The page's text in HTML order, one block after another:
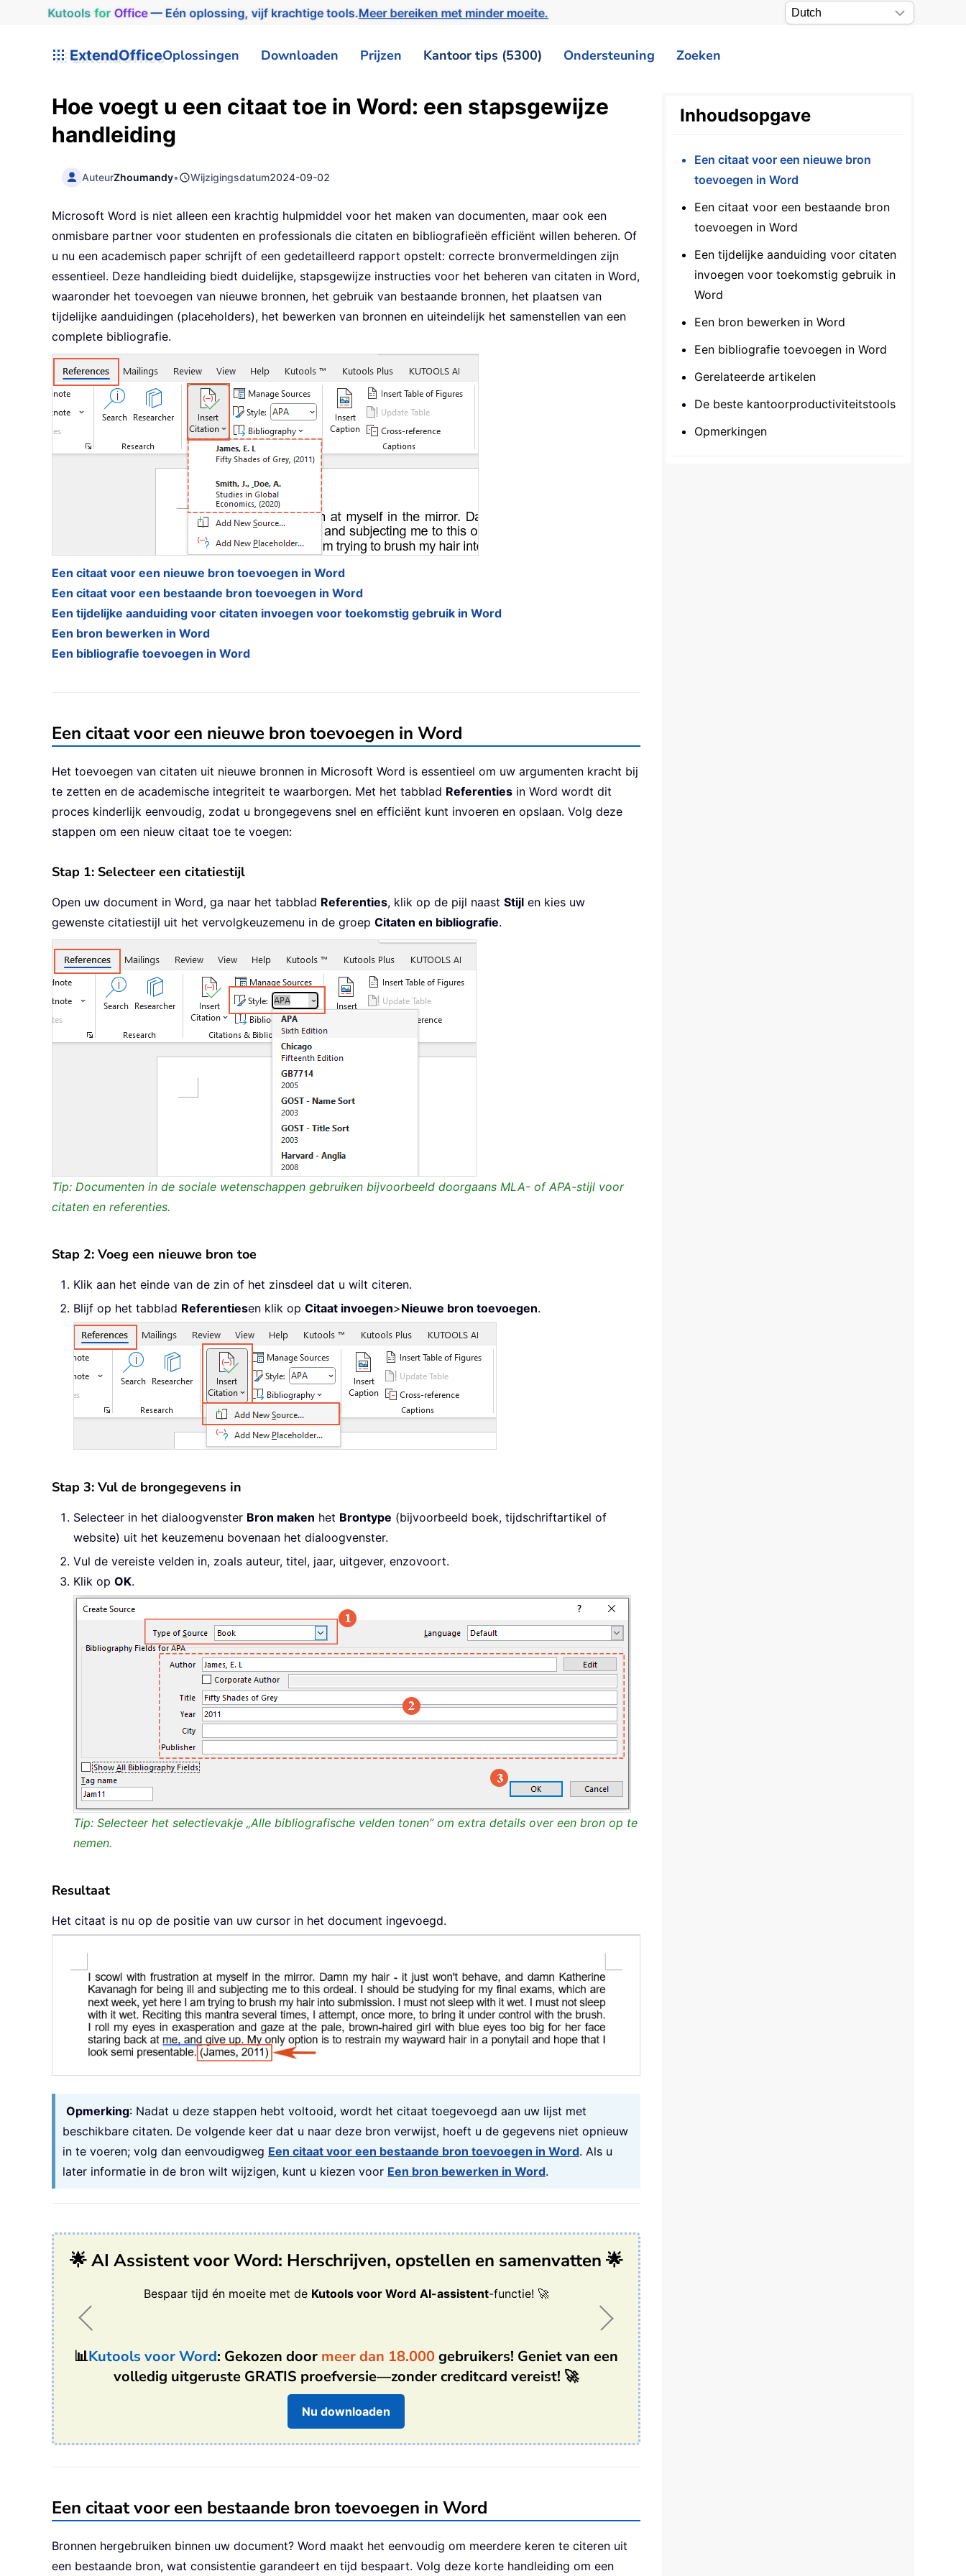
Kutools for Office— Eén oplossing, vijf krachtige tools.Meer bereiken met minder moeite.
ExtendOfficeOplossingen Downloaden Prijzen Kantoor tips (5300) Ondersteuning Zoeken
Hoe voegt u een citaat toe in Word: een stapsgewijze
handleiding
AuteurZhoumandy• Wijzigingsdatum2024-09-02
Microsoft Word is niet alleen een krachtig hulpmiddel voor het maken van documenten, maar ook een
onmisbare partner voor studenten en professionals die citaten en bibliografieën efficiënt willen beheren. Of
u nu een academisch paper schrijft of een gedetailleerd rapport opstelt: correcte bronvermeldingen zijn
essentieel. Deze handleiding biedt duidelijke, stapsgewijze instructies voor het beheren van citaten in Word,
waaronder het toevoegen van nieuwe bronnen, het gebruik van bestaande bronnen, het plaatsen van
tijdelijke aanduidingen (placeholders), het bewerken van bronnen en uiteindelijk het samenstellen van een
complete bibliografie.
Een citaat voor een nieuwe bron toevoegen in Word
Een citaat voor een bestaande bron toevoegen in Word
Een tijdelijke aanduiding voor citaten invoegen voor toekomstig gebruik in Word
Een bron bewerken in Word
Een bibliografie toevoegen in Word
Een citaat voor een nieuwe bron toevoegen in Word
Het toevoegen van citaten uit nieuwe bronnen in Microsoft Word is essentieel om uw argumenten kracht bij
te zetten en de academische integriteit te waarborgen. Met het tabblad Referenties in Word wordt dit
proces kinderlijk eenvoudig, zodat u brongegevens snel en efficiënt kunt invoeren en opslaan. Volg deze
stappen om een nieuw citaat toe te voegen:
Stap 1: Selecteer een citatiestijl
Open uw document in Word, ga naar het tabblad Referenties, klik op de pijl naast Stijl en kies uw
gewenste citatiestijl uit het vervolgkeuzemenu in de groep Citaten en bibliografie.
Tip: Documenten in de sociale wetenschappen gebruiken bijvoorbeeld doorgaans MLA- of APA-stijl voor
citaten en referenties.
Stap 2: Voeg een nieuwe bron toe
Klik aan het einde van de zin of het zinsdeel dat u wilt citeren.
Blijf op het tabblad Referentiesen klik op Citaat invoegen>Nieuwe bron toevoegen.
Stap 3: Vul de brongegevens in
Selecteer in het dialoogvenster Bron maken het Brontype (bijvoorbeeld boek, tijdschriftartikel of
website) uit het keuzemenu bovenaan het dialoogvenster.
Vul de vereiste velden in, zoals auteur, titel, jaar, uitgever, enzovoort.
Klik op OK.
Tip: Selecteer het selectievakje „Alle bibliografische velden tonen” om extra details over een bron op te
nemen.
Resultaat
Het citaat is nu op de positie van uw cursor in het document ingevoegd.
Opmerking: Nadat u deze stappen hebt voltooid, wordt het citaat toegevoegd aan uw lijst met
beschikbare citaten. De volgende keer dat u naar deze bron verwijst, hoeft u de gegevens niet opnieuw
in te voeren; volg dan eenvoudigweg Een citaat voor een bestaande bron toevoegen in Word. Als u
later informatie in de bron wilt wijzigen, kunt u kiezen voor Een bron bewerken in Word.
🌟 AI Assistent voor Word: Herschrijven, opstellen en samenvatten 🌟
Bespaar tijd én moeite met de Kutools voor Word AI-assistent-functie! 🚀
📊Kutools voor Word: Gekozen door meer dan 18.000 gebruikers! Geniet van een
volledig uitgeruste GRATIS proefversie—zonder creditcard vereist! 🚀
Nu downloaden
Een citaat voor een bestaande bron toevoegen in Word
Bronnen hergebruiken binnen uw document? Word maakt het eenvoudig om meerdere keren te citeren uit
een bestaande bron, wat consistentie garandeert en tijd bespaart. Volg deze korte handleiding om een
Inhoudsopgave
Een citaat voor een nieuwe bron
toevoegen in Word
Een citaat voor een bestaande bron
toevoegen in Word
Een tijdelijke aanduiding voor citaten
invoegen voor toekomstig gebruik in
Word
Een bron bewerken in Word
Een bibliografie toevoegen in Word
Gerelateerde artikelen
De beste kantoorproductiviteitstools
Opmerkingen